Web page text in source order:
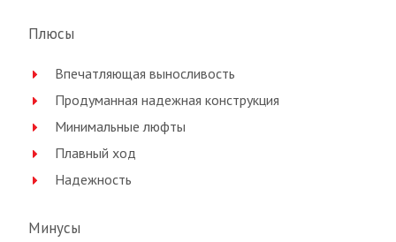
Плюсы
Впечатляющая выносливость
Продуманная надежная конструкция
Минимальные люфты
Плавный ход
Надежность
Минусы